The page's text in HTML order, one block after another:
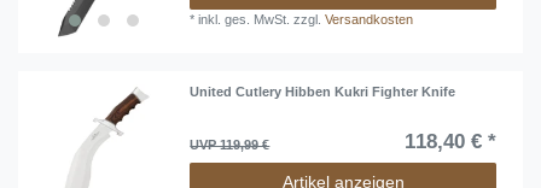
*inkl. ges. MwSt. zzgl.Versandkosten
United Cutlery Hibben Kukri Fighter Knife
UVP 119,99 € 118,40 € *
Artikel anzeigen